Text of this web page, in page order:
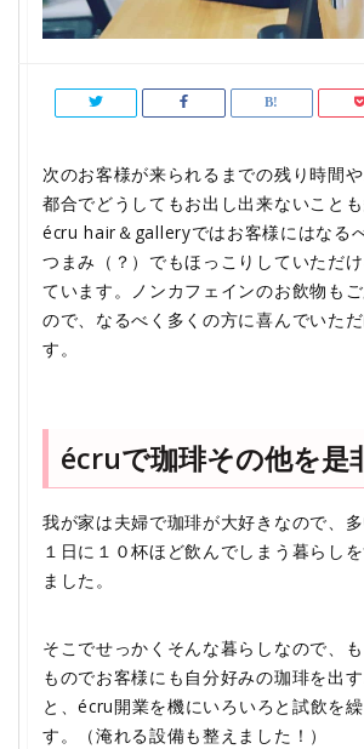
次のお客様が来られるまでの残り時間
都合でどうしてもお出し出来ないことも
écru hair＆galleryではお客様にはなる
つまみ（？）でもほっこりしていただ
ています。ノンカフェインのお飲物も
ので、なるべく多くの方に喜んでいた
す。
écruで珈琲その他を是
我が家は夫婦で珈琲が大好きなので、
１日に１０杯ほど飲んでしまう暮らし
ました。
そこでせっかくそんな暮らしなので、
ものでお客様にも自分好みの珈琲を出
と、écru開業を機にいろいろと試飲を
す。（淹れる設備も整えました！）